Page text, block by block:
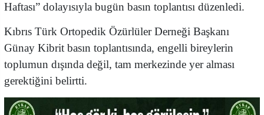
Haftası” dolayısıyla bugün basın toplantısı düzenledi.
Kıbrıs Türk Ortopedik Özürlüler Derneği Başkanı
Günay Kibrit basın toplantısında, engelli bireylerin
toplumun dışında değil, tam merkezinde yer alması
gerektiğini belirtti.